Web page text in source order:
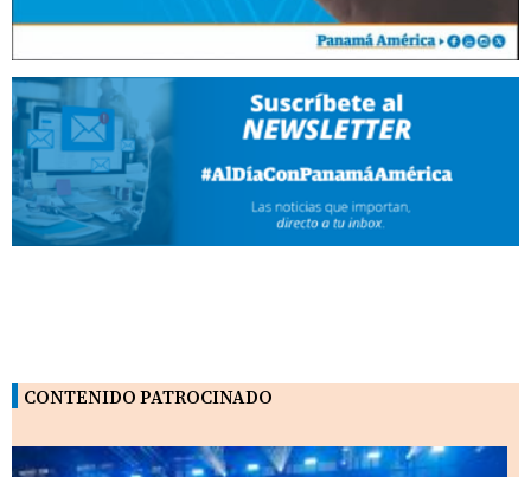
CONTENIDO PATROCINADO